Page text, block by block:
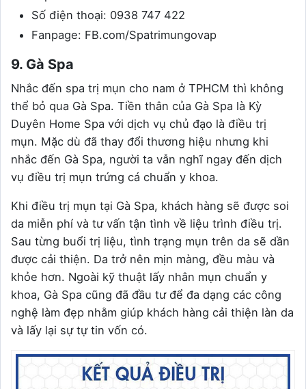
Số điện thoại: 0938 747 422
Fanpage: FB.com/Spatrimungovap
9. Gà Spa
Nhắc đến spa trị mụn cho nam ở TPHCM thì không
thể bỏ qua Gà Spa. Tiền thân của Gà Spa là Kỳ
Duyên Home Spa với dịch vụ chủ đạo là điều trị
mụn. Mặc dù đã thay đổi thương hiệu nhưng khi
nhắc đến Gà Spa, người ta vẫn nghĩ ngay đến dịch
vụ điều trị mụn trứng cá chuẩn y khoa.
Khi điều trị mụn tại Gà Spa, khách hàng sẽ được soi
da miễn phí và tư vấn tận tình về liệu trình điều trị.
Sau từng buổi trị liệu, tình trạng mụn trên da sẽ dần
được cải thiện. Da trở nên mịn màng, đều màu và
khỏe hơn. Ngoài kỹ thuật lấy nhân mụn chuẩn y
khoa, Gà Spa cũng đã đầu tư để đa dạng các công
nghệ làm đẹp nhằm giúp khách hàng cải thiện làn da
và lấy lại sự tự tin vốn có.